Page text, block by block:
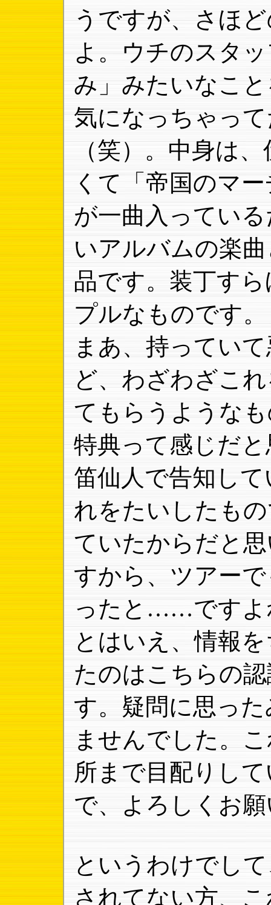
うですが、さほ
よ。ウチのスタ
み」みたいなこ
気になっちゃっ
（笑）。中身は
くて「帝国のマ
が一曲入ってい
いアルバムの楽
品です。装丁す
プルなものです。
まあ、持ってい
ど、わざわざこ
てもらうような
特典って感じだ
笛仙人で告知し
れをたいしたも
ていたからだと
すから、ツアー
ったと……ですよ
とはいえ、情報
たのはこちらの
す。疑問に思っ
ませんでした。
所まで目配りし
で、よろしくお
というわけでし
されてない方、